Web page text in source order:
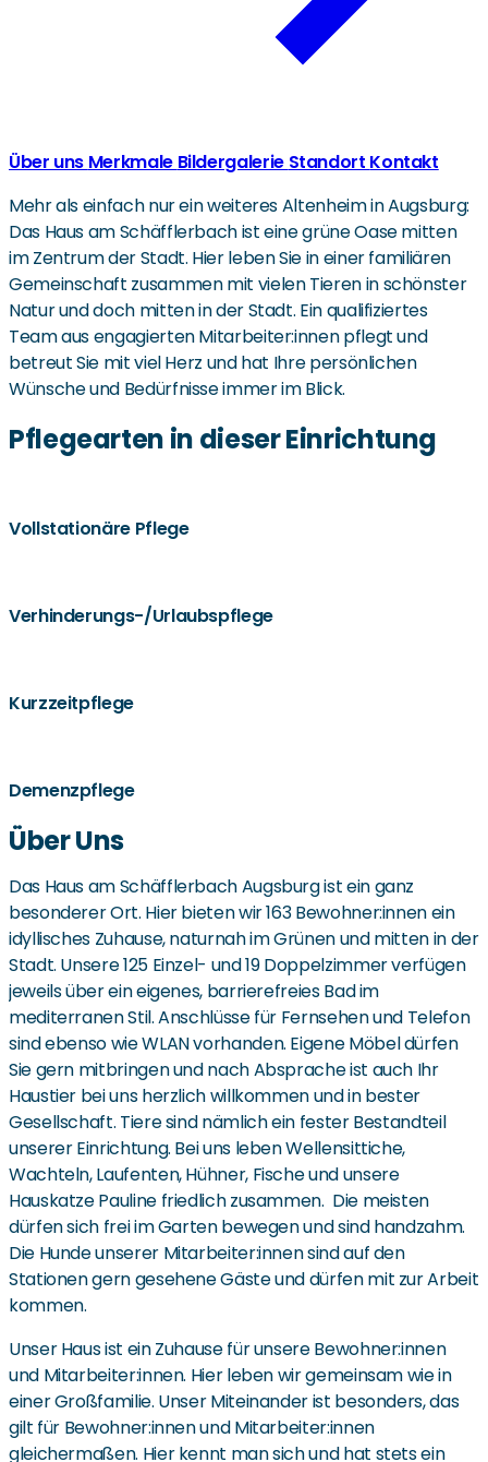
Über uns Merkmale Bildergalerie Standort Kontakt
Mehr als einfach nur ein weiteres Altenheim in Augsburg:
Das Haus am Schäfflerbach ist eine grüne Oase mitten
im Zentrum der Stadt. Hier leben Sie in einer familiären
Gemeinschaft zusammen mit vielen Tieren in schönster
Natur und doch mitten in der Stadt. Ein qualifiziertes
Team aus engagierten Mitarbeiter:innen pflegt und
betreut Sie mit viel Herz und hat Ihre persönlichen
Wünsche und Bedürfnisse immer im Blick.
Pflegearten in dieser Einrichtung
Vollstationäre Pflege
Verhinderungs-/Urlaubspflege
Kurzzeitpflege
Demenzpflege
Über Uns
Das Haus am Schäfflerbach Augsburg ist ein ganz
besonderer Ort. Hier bieten wir 163 Bewohner:innen ein
idyllisches Zuhause, naturnah im Grünen und mitten in der
Stadt. Unsere 125 Einzel- und 19 Doppelzimmer verfügen
jeweils über ein eigenes, barrierefreies Bad im
mediterranen Stil. Anschlüsse für Fernsehen und Telefon
sind ebenso wie WLAN vorhanden. Eigene Möbel dürfen
Sie gern mitbringen und nach Absprache ist auch Ihr
Haustier bei uns herzlich willkommen und in bester
Gesellschaft. Tiere sind nämlich ein fester Bestandteil
unserer Einrichtung. Bei uns leben Wellensittiche,
Wachteln, Laufenten, Hühner, Fische und unsere
Hauskatze Pauline friedlich zusammen. Die meisten
dürfen sich frei im Garten bewegen und sind handzahm.
Die Hunde unserer Mitarbeiter:innen sind auf den
Stationen gern gesehene Gäste und dürfen mit zur Arbeit
kommen.
Unser Haus ist ein Zuhause für unsere Bewohner:innen
und Mitarbeiter:innen. Hier leben wir gemeinsam wie in
einer Großfamilie. Unser Miteinander ist besonders, das
gilt für Bewohner:innen und Mitarbeiter:innen
gleichermaßen. Hier kennt man sich und hat stets ein